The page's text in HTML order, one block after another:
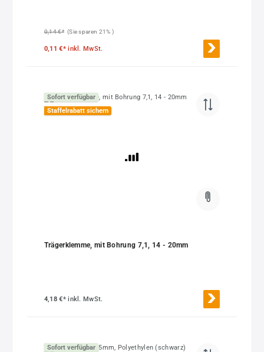
0,14 €* (Sie sparen 21% )
0,11 €*inkl. MwSt.
Sofort verfügbar
Staffelrabatt sichern
Trägerklemme, mit Bohrung 7,1, 14 - 20mm
4,18 €*inkl. MwSt.
Sofort verfügbar